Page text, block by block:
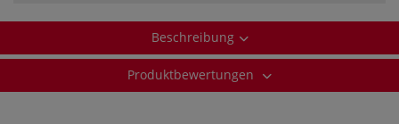
Beschreibung
Produktbewertungen